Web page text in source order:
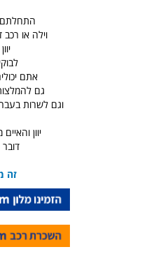
התחלתם
וילה או
אתם
גם
וגם לשרות
יוון
דובר
זה